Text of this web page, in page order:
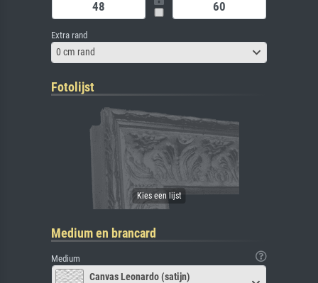
Extra rand
0 cm rand
Fotolijst
Medium en brancard
Medium
Canvas Leonardo (satijn)